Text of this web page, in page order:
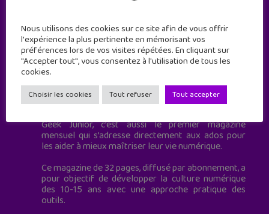
Geek Junior est le premier site de culture numérique
à destination des adolescents.
Geek Junior, c’est aussi le premier magazine
mensuel qui s’adresse directement aux ados pour
les aider à mieux maîtriser leur vie numérique.
Ce magazine de 32 pages, diffusé par abonnement, a
pour objectif de développer la culture numérique
des 10-15 ans avec une approche pratique des
outils.
Nous utilisons des cookies sur ce site afin de vous offrir
l'expérience la plus pertinente en mémorisant vos
préférences lors de vos visites répétées. En cliquant sur
"Accepter tout", vous consentez à l'utilisation de tous les
cookies.
Choisir les cookies Tout refuser Tout accepter